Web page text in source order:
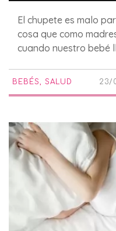
El chupete es malo
cosa que como
cuando nuestro bebé
BEBÉS, SALUD 23/